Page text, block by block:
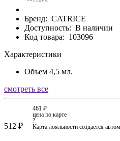
Бренд: CATRICE
Доступность: В наличии
Код товара: 103096
Характеристики
Объем 4,5 мл.
смотреть все
512 ₽
461 ₽
цена по карте
?
Карта лояльности создается